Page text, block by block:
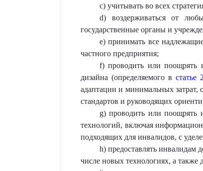
c) учитывать во всех
d) воздерживаться от
государственные органы и
е) принимать все
частного предприятия;
f) проводить или поощрять
дизайна (определяемого в статье 2
адаптации и минимальных затрат,
стандартов и руководящих
g) проводить или поощрять
технологий, включая
подходящих для инвалидов, с
h) предоставлять инвалидам
числе новых технологиях, а